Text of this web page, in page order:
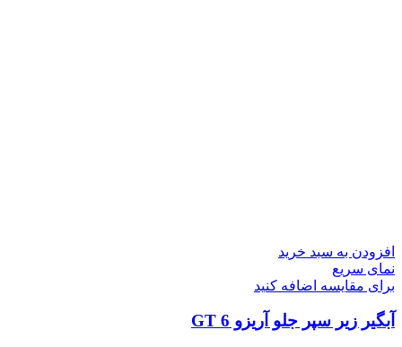
افزودن به سبد خرید
نمای سریع
برای مقایسه اضافه کنید
آبگیر زیر سپر جلو آریزو 6 GT